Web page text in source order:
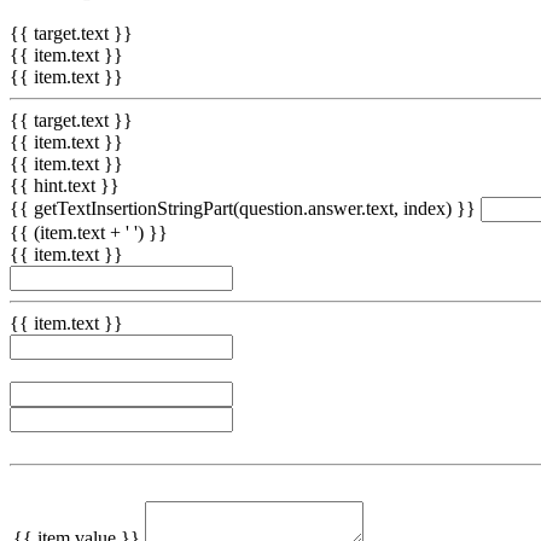
{{ target.text }}
{{ item.text }}
{{ item.text }}
{{ target.text }}
{{ item.text }}
{{ item.text }}
{{ hint.text }}
{{ getTextInsertionStringPart(question.answer.text, index) }}
{{ (item.text + ' ') }}
{{ item.text }}
{{ item.text }}